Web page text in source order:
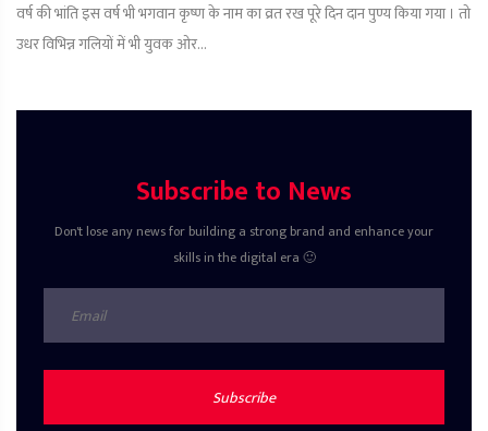
वर्ष की भांति इस वर्ष भी भगवान कृष्ण के नाम का व्रत रख पूरे दिन दान पुण्य किया गया । तो
उधर विभिन्न गलियों में भी युवक ओर...
Subscribe to News
Don't lose any news for building a strong brand and enhance your
skills in the digital era 🙂
Subscribe